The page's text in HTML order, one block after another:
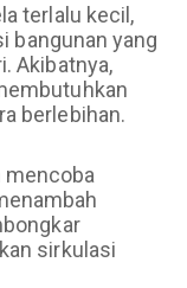
terlalu kecil,
bangunan yang
Akibatnya,
berlebihan.
mencoba
sirkulasi